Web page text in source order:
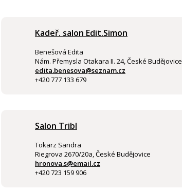
Kadeř. salon Edit.Simon
Benešová Edita
Nám. Přemysla Otakara II. 24, České Budějovice
edita.benesova@seznam.cz
+420 777 133 679
Salon Tribl
Tokarz Sandra
Riegrova 2670/20a, České Budějovice
hronova.s@email.cz
+420 723 159 906